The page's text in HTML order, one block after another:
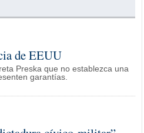
de EEUU
Preska que no establezca una
garantías.